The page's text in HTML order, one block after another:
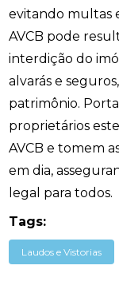
evitando multas
AVCB pode
interdição do
alvarás e
patrimônio.
proprietários
AVCB e tomem
em dia,
legal para todos.
Tags:
Laudos e Vistorias